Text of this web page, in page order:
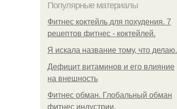
Популярные материалы
Фитнес коктейль для похудения. 7
рецептов фитнес - коктейлей.
Я искала название тому, что делаю.
Дефицит витаминов и его влияние
на внешность
Фитнес обман. Глобальный обман
фитнес индустрии.